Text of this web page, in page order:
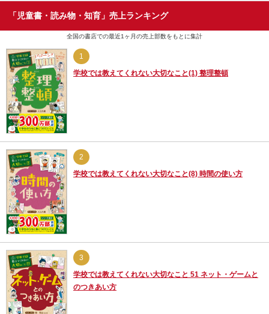
「児童書・読み物・知育」売上ランキング
全国の書店での最近1ヶ月の売上部数をもとに集計
1
学校では教えてくれない大切なこと(1) 整理整頓
2
学校では教えてくれない大切なこと(8) 時間の使い方
3
学校では教えてくれない大切なこと 51 ネット・ゲームと
のつきあい方